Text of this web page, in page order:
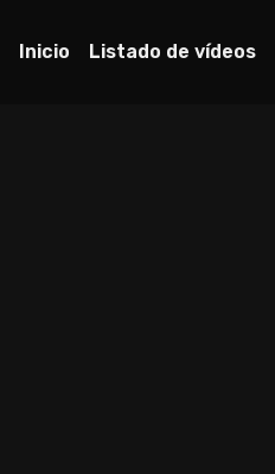
Inicio Listado de vídeos